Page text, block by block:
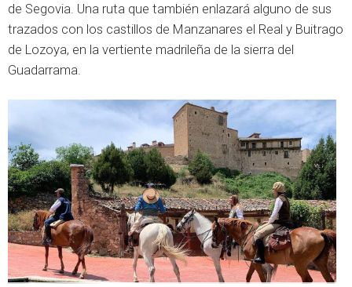
de Segovia. Una ruta que también enlazará alguno de sus
trazados con los castillos de Manzanares el Real y Buitrago
de Lozoya, en la vertiente madrileña de la sierra del
Guadarrama.